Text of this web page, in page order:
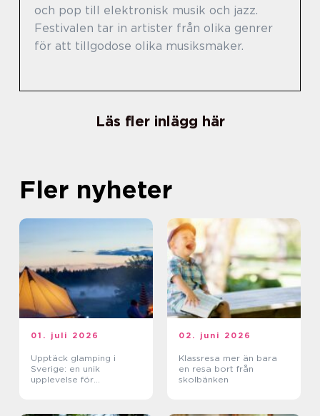
och pop till elektronisk musik och jazz.
Festivalen tar in artister från olika genrer
för att tillgodose olika musiksmaker.
Läs fler inlägg här
Fler nyheter
01. juli 2026
Upptäck glamping i
Sverige: en unik
upplevelse för
02. juni 2026
Klassresa mer än bara
en resa bort från
skolbänken